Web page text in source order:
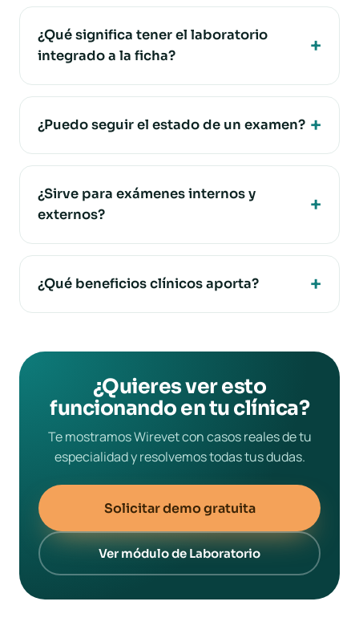
¿Qué significa tener el laboratorio
integrado a la ficha?
¿Puedo seguir el estado de un examen?
¿Sirve para exámenes internos y
externos?
¿Qué beneficios clínicos aporta?
¿Quieres ver esto
funcionando en tu clínica?
Te mostramos Wirevet con casos reales de tu
especialidad y resolvemos todas tus dudas.
Solicitar demo gratuita
Ver módulo de Laboratorio